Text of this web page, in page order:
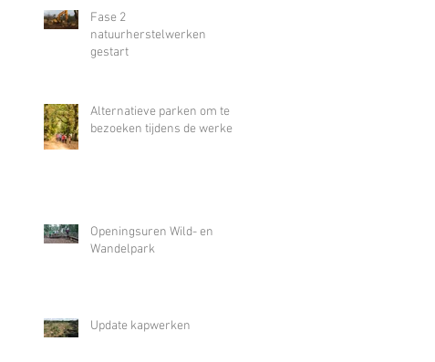
Fase 2
natuurherstelwerken
gestart
Alternatieve parken om te
bezoeken tijdens de werken
Openingsuren Wild- en
Wandelpark
Update kapwerken